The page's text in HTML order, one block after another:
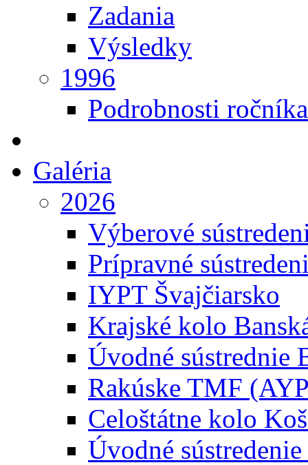
Zadania
Výsledky
1996
Podrobnosti ročníka
Galéria
2026
Výberové
Prípravné
IYPT Švajčiarsko
Krajské kolo
Úvodné sústrednie
Rakúske TMF
Celoštátne kolo
Úvodné